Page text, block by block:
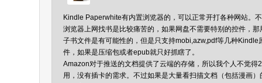
Kindle Paperwhite有内置浏览器的，可以正常开打各种网站。
浏览器上网找书是比较痛苦的，如果网盘不需要特别的控件，
子书文件是有可能性的，但是只支持mobi,azw,pdf等几种Kindle
件，如果是压缩包或者epub就只好抓瞎了。
Amazon对于推送的文档提供了云端的存储，所以我个人不觉得
用，没有插卡的需求。不过如果是大量看扫描文档（包括漫画